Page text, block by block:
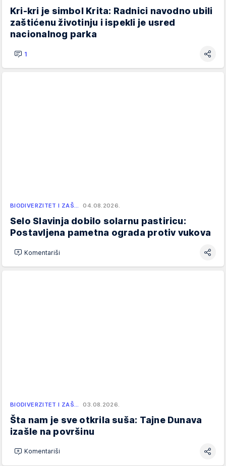
Kri-kri je simbol Krita: Radnici navodno ubili
zaštićenu životinju i ispekli je usred
nacionalnog parka
1
BIODIVERZITET I ZAŠ… 04.08.2026.
Selo Slavinja dobilo solarnu pastiricu:
Postavljena pametna ograda protiv vukova
Komentariši
BIODIVERZITET I ZAŠ… 03.08.2026.
Šta nam je sve otkrila suša: Tajne Dunava
izašle na površinu
Komentariši